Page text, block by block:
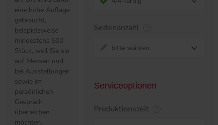
eine hohe Auflage
gebraucht,
beispielsweise
mindestens 500
Stück, weil Sie sie
auf Messen und
bei Ausstellungen
sowie im
persönlichen
Gespräch
überreichen
möchten.
Seitenanzahl
bitte wählen
Serviceoptionen
Produktionszeit